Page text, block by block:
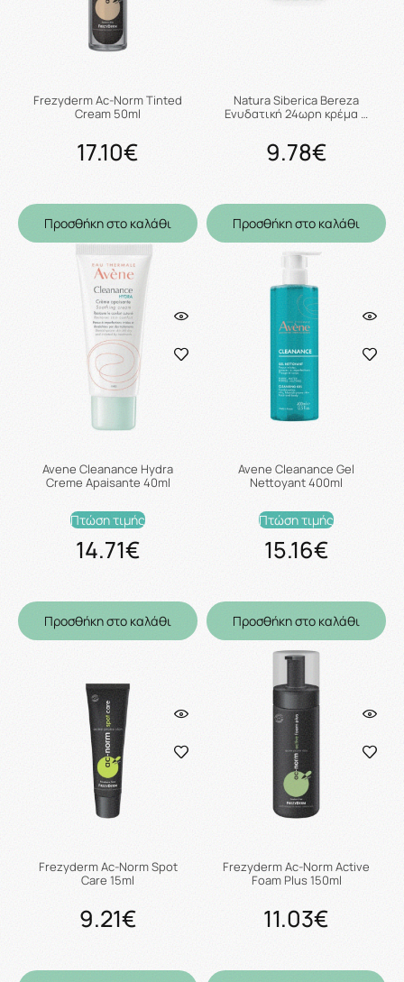
Frezyderm Ac-Norm Tinted
Cream 50ml
17.10€
Προσθήκη στο καλάθι
Natura Siberica Bereza
Ενυδατική 24ωρη κρέμα …
9.78€
Προσθήκη στο καλάθι
Avene Cleanance Hydra
Creme Apaisante 40ml
Πτώση τιμής
14.71€
Προσθήκη στο καλάθι
Avene Cleanance Gel
Nettoyant 400ml
Πτώση τιμής
15.16€
Προσθήκη στο καλάθι
Frezyderm Ac-Norm Spot
Care 15ml
9.21€
Frezyderm Ac-Norm Active
Foam Plus 150ml
11.03€